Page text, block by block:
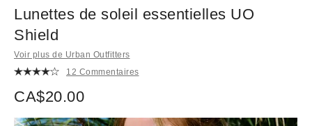
Lunettes de soleil essentielles UO
Shield
Voir plus de Urban Outfitters
12 Commentaires
CA$20.00